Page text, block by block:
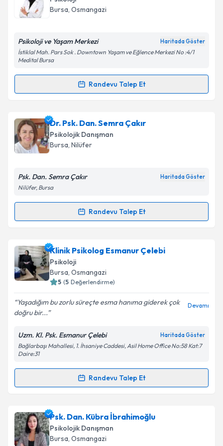
için bir takvim hazırlandığında e-posta ile
bilgilendireceğiz.
Kişisel verilerimin işlenmesine ilişkin
Metni'ni okudum ve kişisel verilerimin belirtilen
Takvim Talebini Gönder
Bursa, Osmangazi
Psikoloji ve Yaşam Merkezi Haritada Göster
İstiklal Mah. Pars Sok . Downtown Yaşam ve Eğlence Merkezi No :4/1
Medital Bursa
Randevu Talep Et
Randevu Takvimi Talebi
Psk. Sümeyye Karacaiçin randevu takvimi talebi
oluşturun. Size bu uzmandan randevu almanız için bir
takvim hazırlandığında e-posta ile bilgilendireceğiz.
Kişisel verilerimin işlenmesine ilişkin
Metni'ni okudum ve kişisel verilerimin belirtilen
Takvim Talebini Gönder
Dr. Psk. Dan. Semra Çakır
Psikolojik Danışman
Bursa, Nilüfer
Psk. Dan. Semra Çakır Haritada Göster
Nilüfer, Bursa
Randevu Talep Et
Randevu Takvimi Talebi
Dr. Psk. Dan. Semra Çakıriçin randevu takvimi
talebi oluşturun. Size bu uzmandan randevu almanız
için bir takvim hazırlandığında e-posta ile
bilgilendireceğiz.
E-posta Adresiniz
Kişisel verilerimin işlenmesine ilişkinAydınlatma
kapsamda işlenmesini kabul ediyorum.
Klinik Psikolog Esmanur Çelebi
Psikoloji
Bursa, Osmangazi
5 (5 Değerlendirme)
Yaşadığım bu zorlu süreçte esma hanıma giderek çok
doğru bir...
Devamı
Uzm. Kl. Psk. Esmanur Çelebi Haritada Göster
Bağlarbaşı Mahallesi, 1. İhsaniye Caddesi, Asil Home Office No:58 Kat:7
Daire:31
Randevu Talep Et
Randevu Takvimi Talebi
Klinik Psikolog Esmanur Çelebiiçin randevu
takvimi talebi oluşturun. Size bu uzmandan randevu
almanız için bir takvim hazırlandığında e-posta ile
Psk. Dan. Kübra İbrahimoğlu
Psikolojik Danışman
Bursa, Osmangazi